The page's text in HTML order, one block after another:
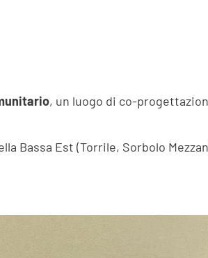
, un luogo di co-
Bassa Est (Torrile, Sorbolo